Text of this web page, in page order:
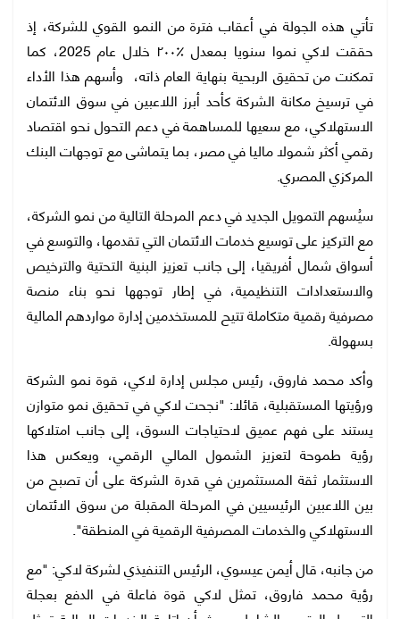
تأتي هذه الجولة في أعقاب فترة من النمو القوي للشركة، إذ
حققت لاكي نموا سنويا بمعدل ٪٢٠٠ خلال عام 2025، كما
تمكنت من تحقيق الربحية بنهاية العام ذاته، وأسهم هذا الأداء
في ترسيخ مكانة الشركة كأحد أبرز اللاعبين في سوق الائتمان
الاستهلاكي، مع سعيها للمساهمة في دعم التحول نحو اقتصاد
رقمي أكثر شمولا ماليا في مصر، بما يتماشى مع توجهات البنك
المركزي المصري.
سيُسهم التمويل الجديد في دعم المرحلة التالية من نمو الشركة،
مع التركيز على توسيع خدمات الائتمان التي تقدمها، والتوسع في
أسواق شمال أفريقيا، إلى جانب تعزيز البنية التحتية والترخيص
والاستعدادات التنظيمية، في إطار توجهها نحو بناء منصة
مصرفية رقمية متكاملة تتيح للمستخدمين إدارة مواردهم المالية
بسهولة.
وأكد محمد فاروق، رئيس مجلس إدارة لاكي، قوة نمو الشركة
ورؤيتها المستقبلية، قائلا: "نجحت لاكي في تحقيق نمو متوازن
يستند على فهم عميق لاحتياجات السوق، إلى جانب امتلاكها
رؤية طموحة لتعزيز الشمول المالي الرقمي، ويعكس هذا
الاستثمار ثقة المستثمرين في قدرة الشركة على أن تصبح من
بين اللاعبين الرئيسيين في المرحلة المقبلة من سوق الائتمان
الاستهلاكي والخدمات المصرفية الرقمية في المنطقة".
من جانبه، قال أيمن عيسوي، الرئيس التنفيذي لشركة لاكي: "مع
رؤية محمد فاروق، تمثل لاكي قوة فاعلة في الدفع بعجلة